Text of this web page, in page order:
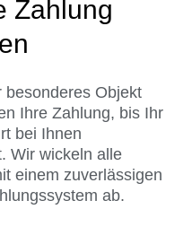
Zahlung
besonderes Objekt
Ihre Zahlung, bis Ihr
bei Ihnen
Wir wickeln alle
einem zuverlässigen
ab.